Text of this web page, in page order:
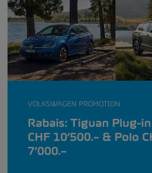
VOLKSWAGEN PROMOTION
Rabais: Tiguan Plug-
CHF 10’500.– & Polo
7’000.–